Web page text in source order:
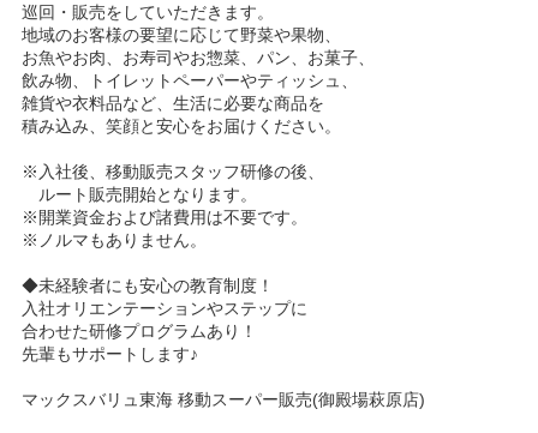
巡回・販売をしていただきます。
地域のお客様の要望に応じて野菜や果物、
お魚やお肉、お寿司やお惣菜、パン、お菓子、
飲み物、トイレットペーパーやティッシュ、
雑貨や衣料品など、生活に必要な商品を
積み込み、笑顔と安心をお届けください。
※入社後、移動販売スタッフ研修の後、
ルート販売開始となります。
※開業資金および諸費用は不要です。
※ノルマもありません。
◆未経験者にも安心の教育制度！
入社オリエンテーションやステップに
合わせた研修プログラムあり！
先輩もサポートします♪
マックスバリュ東海 移動スーパー販売(御殿場萩原店)